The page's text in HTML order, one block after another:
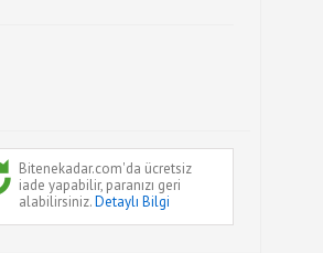
Bitenekadar.com'da ücretsiz
iade yapabilir, paranızı geri
alabilirsiniz.Detaylı Bilgi